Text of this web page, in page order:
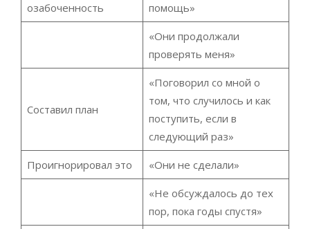
озабоченность
помощь»
«Они продолжали
проверять меня»
Составил план
«Поговорил со мной о
том, что случилось и как
поступить, если в
следующий раз»
Проигнорировал это «Они не сделали»
«Не обсуждалось до тех
пор, пока годы спустя»